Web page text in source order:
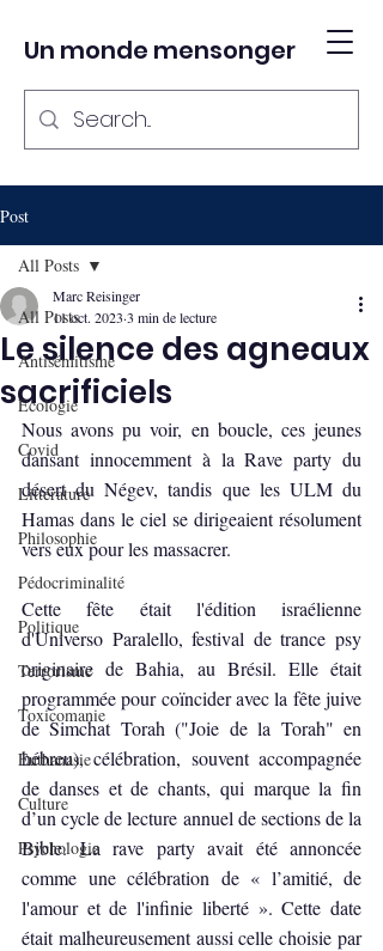
Un monde mensonger
Post
All Posts
Antisémitisme
Ecologie
Covid
Littérature
Philosophie
Pédocriminalité
Politique
Terrorisme
Toxicomanie
Euthanasie
Culture
Psychologie
All Posts
Le silence des agneaux
sacrificiels
Marc Reisinger
11 oct. 2023 3 min de lecture
Nous avons pu voir, en boucle, ces jeunes
dansant innocemment à la Rave party du
désert du Négev, tandis que les ULM du
Hamas dans le ciel se dirigeaient résolument
vers eux pour les massacrer.
Cette fête était l'édition israélienne
d'Universo Paralello, festival de trance psy
originaire de Bahia, au Brésil. Elle était
programmée pour coïncider avec la fête juive
de Simchat Torah ("Joie de la Torah" en
hébreu), célébration, souvent accompagnée
de danses et de chants, qui marque la fin
d’un cycle de lecture annuel de sections de la
Bible. La rave party avait été annoncée
comme une célébration de « l’amitié, de
l'amour et de l'infinie liberté ». Cette date
était malheureusement aussi celle choisie par